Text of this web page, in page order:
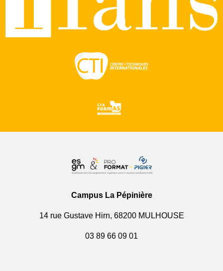
Campus La Pépinière
14 rue Gustave Hirn, 68200 MULHOUSE
03 89 66 09 01